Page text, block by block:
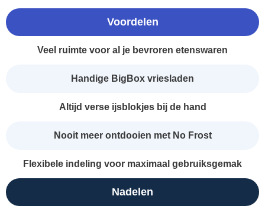
Voordelen
Veel ruimte voor al je bevroren etenswaren
Handige BigBox vriesladen
Altijd verse ijsblokjes bij de hand
Nooit meer ontdooien met No Frost
Flexibele indeling voor maximaal gebruiksgemak
Nadelen